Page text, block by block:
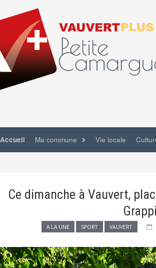
Accueil Ma commune Vie locale
Ce dimanche à Vauvert,
A LA UNE SPORT VAUVERT